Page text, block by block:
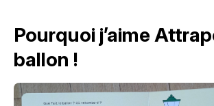
Pourquoi j’aime
ballon !